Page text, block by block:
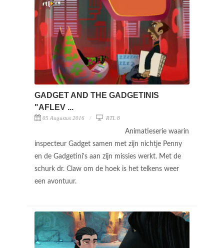
GADGET AND THE GADGETINIS
"AFLEV ...
05 Augustus 2016 RTL 8
Animatieserie waarin
inspecteur Gadget samen met zijn nichtje Penny
en de Gadgetini's aan zijn missies werkt. Met de
schurk dr. Claw om de hoek is het telkens weer
een avontuur.